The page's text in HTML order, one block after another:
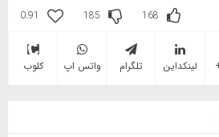
0.91
185 168
لینکداین تلگرام واتس اپ کلوب